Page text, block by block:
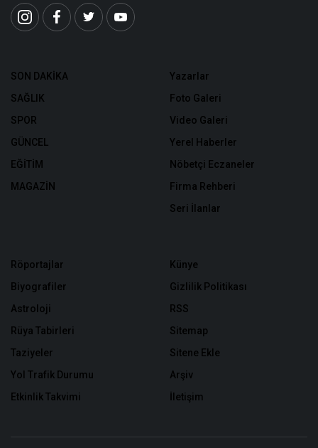
SON DAKİKA
SAĞLIK
SPOR
GÜNCEL
EĞİTİM
MAGAZİN
Yazarlar
Foto Galeri
Video Galeri
Yerel Haberler
Nöbetçi Eczaneler
Firma Rehberi
Seri İlanlar
Röportajlar
Biyografiler
Astroloji
Rüya Tabirleri
Taziyeler
Yol Trafik Durumu
Etkinlik Takvimi
Künye
Gizlilik Politikası
RSS
Sitemap
Sitene Ekle
Arşiv
İletişim